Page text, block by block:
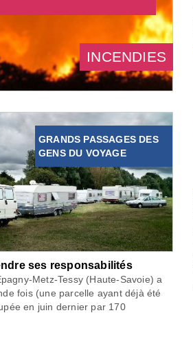
INCENDIES
GRANDS PASSAGES DES
GENS DU VOYAGE
ses responsabilités
Metz-Tessy (Haute-Savoie) a
fois (une parcelle ayant déjà été
en juin dernier par 170